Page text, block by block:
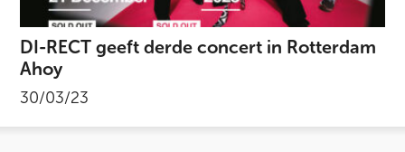
DI-RECT geeft derde concert in Rotterdam
Ahoy
30/03/23